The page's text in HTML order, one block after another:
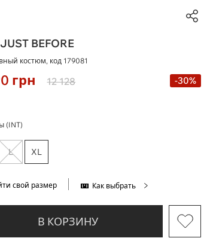
BEFORE
костюм, код 179081
грн 12 128 -30%
(INT)
L XL
свой размер Как выбрать
В КОРЗИНУ